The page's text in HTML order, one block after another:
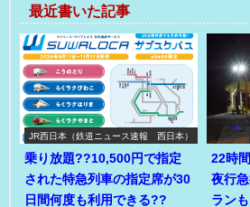
最近書いた記事
JR西日本（鉄道ニュース速報 西日本）
乗り放題??10,500円で指定
された特急列車の指定席が30
日間何度も利用できる??
22時
夜行
ラン